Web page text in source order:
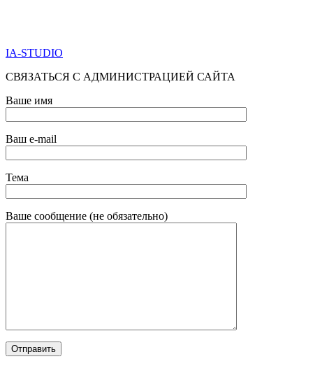
IA-STUDIO
СВЯЗАТЬСЯ С АДМИНИСТРАЦИЕЙ САЙТА
Ваше имя
Ваш e-mail
Тема
Ваше сообщение (не обязательно)